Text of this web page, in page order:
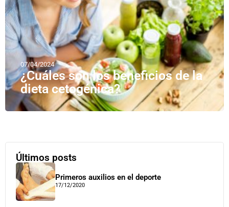
07/04/2024
¿Cuáles son los beneficios de la
dieta cetogénica?
Últimos posts
Primeros auxilios en el deporte
17/12/2020